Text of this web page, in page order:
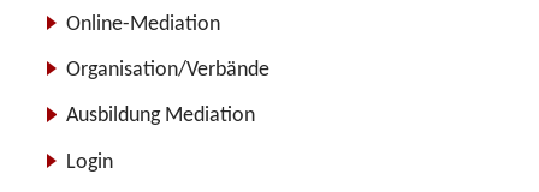
Online-Mediation
Organisation/Verbände
Ausbildung Mediation
Login